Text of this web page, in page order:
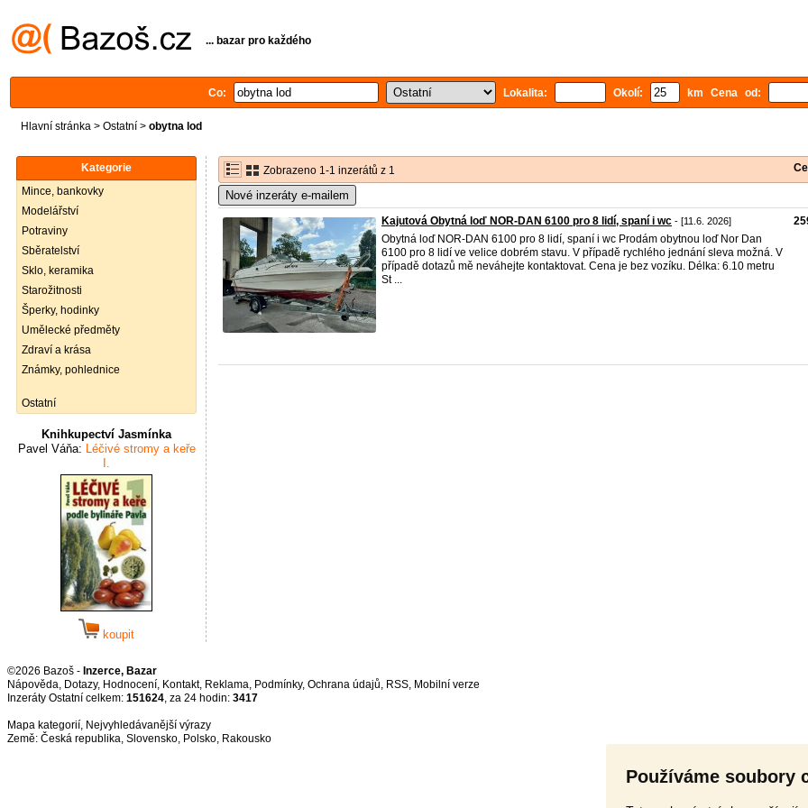
Používáme soubory
... bazar pro každého
Co: Lokalita: Okolí: km Cena od:
Hlavní stránka > Ostatní > obytna lod
Kategorie
Mince, bankovky
Modelářství
Potraviny
Sběratelství
Sklo, keramika
Starožitnosti
Šperky, hodinky
Umělecké předměty
Zdraví a krása
Známky, pohlednice
Ostatní
Knihkupectví Jasmínka
Pavel Váňa: Léčivé stromy a keře
I.
koupit
Zobrazeno 1-1 inzerátů z 1
Nové inzeráty e-mailem
Kajutová Obytná loď NOR-DAN 6100 pro 8 lidí, spaní i wc - [11.6. 2026]
Obytná loď NOR-DAN 6100 pro 8 lidí, spaní i wc Prodám obytnou loď Nor Dan
6100 pro 8 lidí ve velice dobrém stavu. V případě rychlého jednání sleva možná. V
případě dotazů mě neváhejte kontaktovat. Cena je bez vozíku. Délka: 6.10 metru
St ...
©2026 Bazoš - Inzerce, Bazar
Nápověda, Dotazy, Hodnocení, Kontakt, Reklama, Podmínky, Ochrana údajů, RSS,
Inzeráty Ostatní celkem: 151624, za 24 hodin: 3417
Mapa kategorií, Nejvyhledávanější výrazy
Země: Česká republika, Slovensko, Polsko, Rakousko